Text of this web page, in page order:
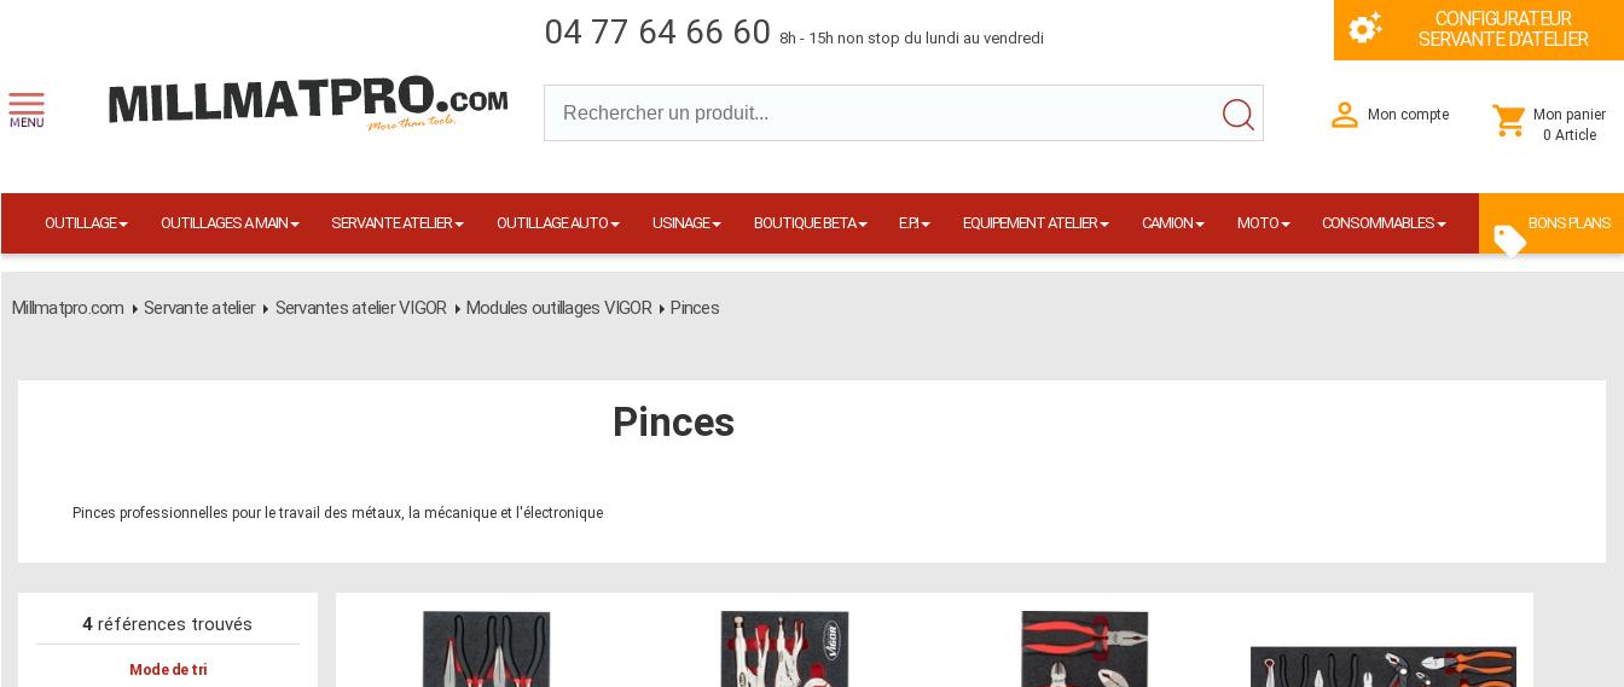
04 77 64 66 60 8h - 15h non stop du lundi au vendredi
CONFIGURATEUR
SERVANTE D'ATELIER
Mon compte
Mon panier
0 Article
OUTILLAGE OUTILLAGES A MAIN SERVANTE ATELIER OUTILLAGE AUTO USINAGE BOUTIQUE BETA E.P.I EQUIPEMENT ATELIER CAMION MOTO CONSOMMABLES BONS PLANS
Millmatpro.com Servante atelier Servantes atelier VIGOR Modules outillages VIGOR Pinces
Pinces
Pinces professionnelles pour le travail des métaux, la mécanique et l'électronique
4 références trouvés
Mode de tri